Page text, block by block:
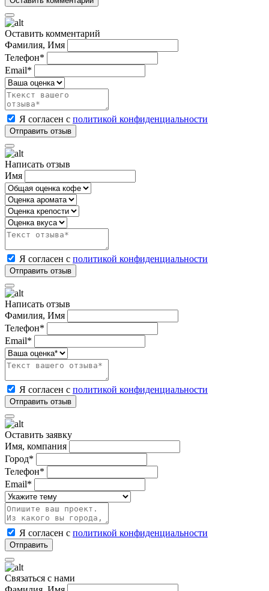
Оставить комментарий
Фамилия, Имя
Телефон*
Email*
Я согласен с политикой конфиденциальности
Написать отзыв
Имя
Я согласен с политикой конфиденциальности
Написать отзыв
Фамилия, Имя
Телефон*
Email*
Я согласен с политикой конфиденциальности
Оставить заявку
Имя, компания
Город*
Телефон*
Email*
Я согласен с политикой конфиденциальности
Связаться с нами